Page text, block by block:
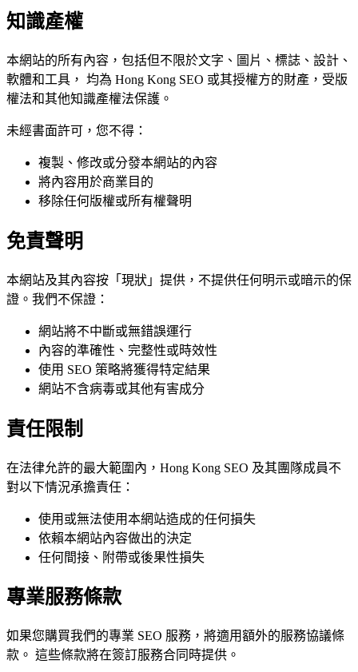
知識產權
本網站的所有內容，包括但不限於文字、圖片、標誌、設計、
軟體和工具， 均為 Hong Kong SEO 或其授權方的財產，受版
權法和其他知識產權法保護。
未經書面許可，您不得：
複製、修改或分發本網站的內容
將內容用於商業目的
移除任何版權或所有權聲明
免責聲明
本網站及其內容按「現狀」提供，不提供任何明示或暗示的保
證。我們不保證：
網站將不中斷或無錯誤運行
內容的準確性、完整性或時效性
使用 SEO 策略將獲得特定結果
網站不含病毒或其他有害成分
責任限制
在法律允許的最大範圍內，Hong Kong SEO 及其團隊成員不
對以下情況承擔責任：
使用或無法使用本網站造成的任何損失
依賴本網站內容做出的決定
任何間接、附帶或後果性損失
專業服務條款
如果您購買我們的專業 SEO 服務，將適用額外的服務協議條
款。 這些條款將在簽訂服務合同時提供。